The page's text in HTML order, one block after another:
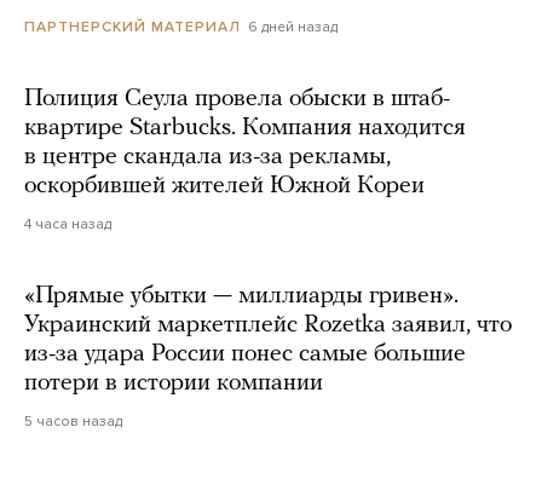
ПАРТНЕРСКИЙ МАТЕРИАЛ 6 дней назад
Полиция Сеула провела обыски в штаб-
квартире Starbucks. Компания находится
в центре скандала из-за рекламы,
оскорбившей жителей Южной Кореи
4 часа назад
«Прямые убытки — миллиарды гривен».
Украинский маркетплейс Rozetka заявил, что
из-за удара России понес самые большие
потери в истории компании
5 часов назад